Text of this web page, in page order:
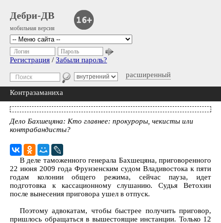
Дебри-ДВ
мобильная версия
расширенный
Логин Пароль
Регистрация / Забыли пароль?
Контразаманиха
Дело Бахшецяна: Кто главнее: прокуроры, чекисты или
контрабандисты?
В деле таможенного генерала Бахшецяна, приговоренного
22 июня 2009 года Фрунзенским судом Владивостока к пяти
годам колонии общего режима, сейчас пауза, идет
подготовка к кассационному слушанию. Судья Ветохин
после вынесения приговора ушел в отпуск.
Поэтому адвокатам, чтобы быстрее получить приговор,
пришлось обращаться в вышестоящие инстанции. Только 12